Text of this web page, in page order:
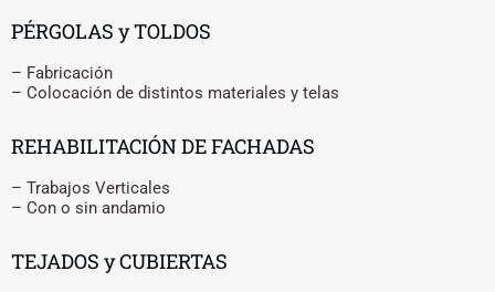
PÉRGOLAS y TOLDOS
– Fabricación
– Colocación de distintos materiales y telas
REHABILITACIÓN DE FACHADAS
– Trabajos Verticales
– Con o sin andamio
TEJADOS y CUBIERTAS